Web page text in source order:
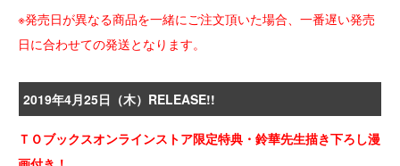
※発売日が異なる商品を一緒にご注文頂いた場合、一番遅い発売
日に合わせての発送となります。
2019年4月25日（木）RELEASE!!
ＴＯブックスオンラインストア限定特典・鈴華先生描き下ろし漫